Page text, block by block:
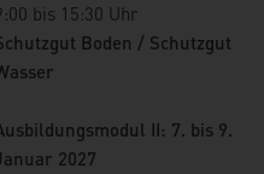
Lüttmann
und
Müller-
bis 15:30 Uhr
Boden / Schutzgut
II: 7. bis 9.
2027